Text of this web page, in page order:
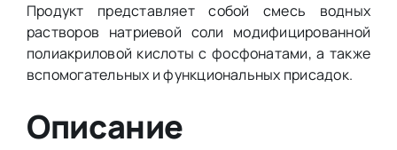
Продукт представляет собой смесь водных
растворов натриевой соли модифицированной
полиакриловой кислоты с фосфонатами, а также
вспомогательных и функциональных присадок.
Описание